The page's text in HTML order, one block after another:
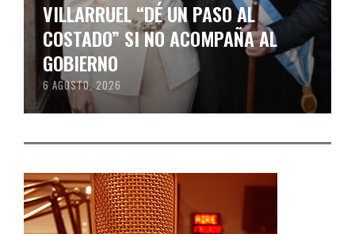
VILLARRUEL “DÉ UN PASO AL
COSTADO” SI NO ACOMPAÑA AL
GOBIERNO
6 AGOSTO, 2026